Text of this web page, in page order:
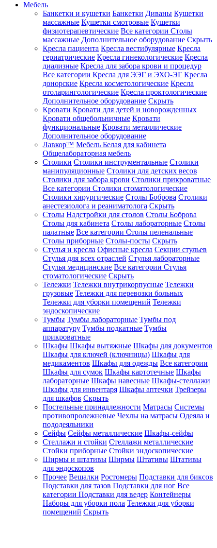
Мебель
Банкетки и кушетки Банкетки Диваны Кушетки
массажные Кушетки смотровые Кушетки
физиотерапевтические Все категории Столы
массажные Дополнительное оборудование Скрыть
Кресла пациента Кресла вестибулярные Кресла
гериатрические Кресла гинекологические Кресла
диализные Кресла для забора крови и процедур
Все категории Кресла для ЭЭГ и ЭХО-ЭГ Кресла
донорские Кресла косметологические Кресла
отоларингологические Кресла проктологические
Дополнительное оборудование Скрыть
Кровати Кровати для детей и новорожденных
Кровати общебольничные Кровати
функциональные Кровати металлические
Дополнительное оборудование
Лавкор™ Мебель Белая для кабинета
Общелабораторная мебель
Столики Столики инструментальные Столики
манипуляционные Столики для детских весов
Столики для забора крови Столики прикроватные
Все категории Столики стоматологические
Столики хирургические Столы Боброва Столики
анестезиолога и реаниматолога Скрыть
Столы Надстройки для столов Столы Боброва
Столы для кабинета Столы лабораторные Столы
палатные Все категории Столы пеленальные
Столы приборные Столы-посты Скрыть
Стулья и кресла Офисные кресла Секции стульев
Стулья для всех отраслей Стулья лабораторные
Стулья медицинские Все категории Стулья
стоматологические Скрыть
Тележки Тележки внутрикорпусные Тележки
грузовые Тележки для перевозки больных
Тележки для уборки помещений Тележки
эндоскопические
Тумбы Тумбы лабораторные Тумбы под
аппаратуру Тумбы подкатные Тумбы
прикроватные
Шкафы Шкафы вытяжные Шкафы для документов
Шкафы для ключей (ключницы) Шкафы для
медикаментов Шкафы для одежды Все категории
Шкафы для сумок Шкафы картотечные Шкафы
лабораторные Шкафы навесные Шкафы-стеллажи
Шкафы для инвентаря Шкафы аптечки Трейзеры
для шкафов Скрыть
Постельные принадлежности Матрасы Системы
противопролежневые Чехлы на матрасы Одеяла и
пододеяльники
Сейфы Сейфы металлические Шкафы-сейфы
Стеллажи и стойки Стеллажи металлические
Стойки приборные Стойки эндоскопические
Ширмы и штативы Ширмы Штативы Штативы
для эндоскопов
Прочее Вешалки Ростомеры Подставки для биксов
Подставки для тазов Подставки для ног Все
категории Подставки для ведер Контейнеры
Наборы для уборки пола Тележки для уборки
помещений Скрыть